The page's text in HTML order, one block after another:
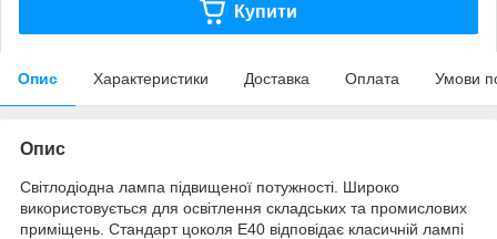
Купити
Опис Характеристики Доставка Оплата Умови
Опис
Світлодіодна лампа підвищеної потужності. Широко
використовується для освітлення складських та промислових
приміщень. Стандарт цоколя Е40 відповідає класичній лампі